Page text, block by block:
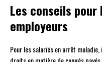
Les conseils
employeurs
Pour les salariés en arrêt